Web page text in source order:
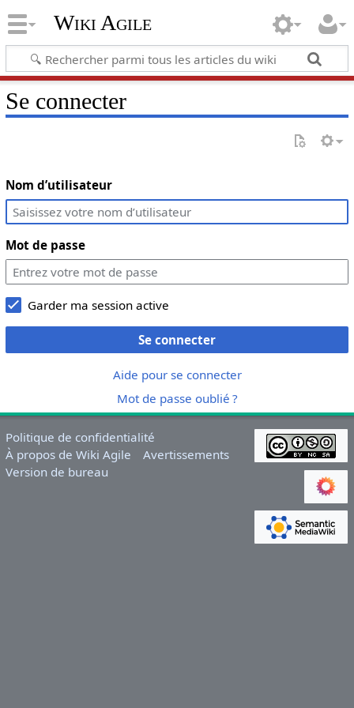
Wiki Agile
Se connecter
Nom d’utilisateur
Mot de passe
Garder ma session active
Se connecter
Aide pour se connecter
Mot de passe oublié ?
Politique de confidentialité
À propos de Wiki Agile
Avertissements
Version de bureau